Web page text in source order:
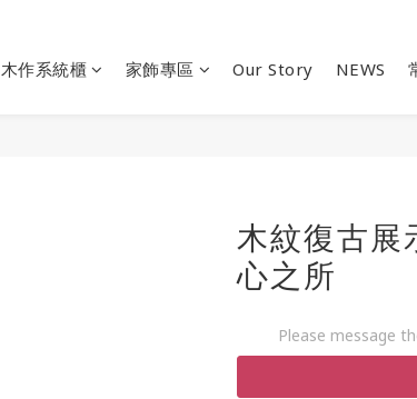
木作系統櫃 家飾專區 Our Story NEWS
木紋復古展
心之所
Please message